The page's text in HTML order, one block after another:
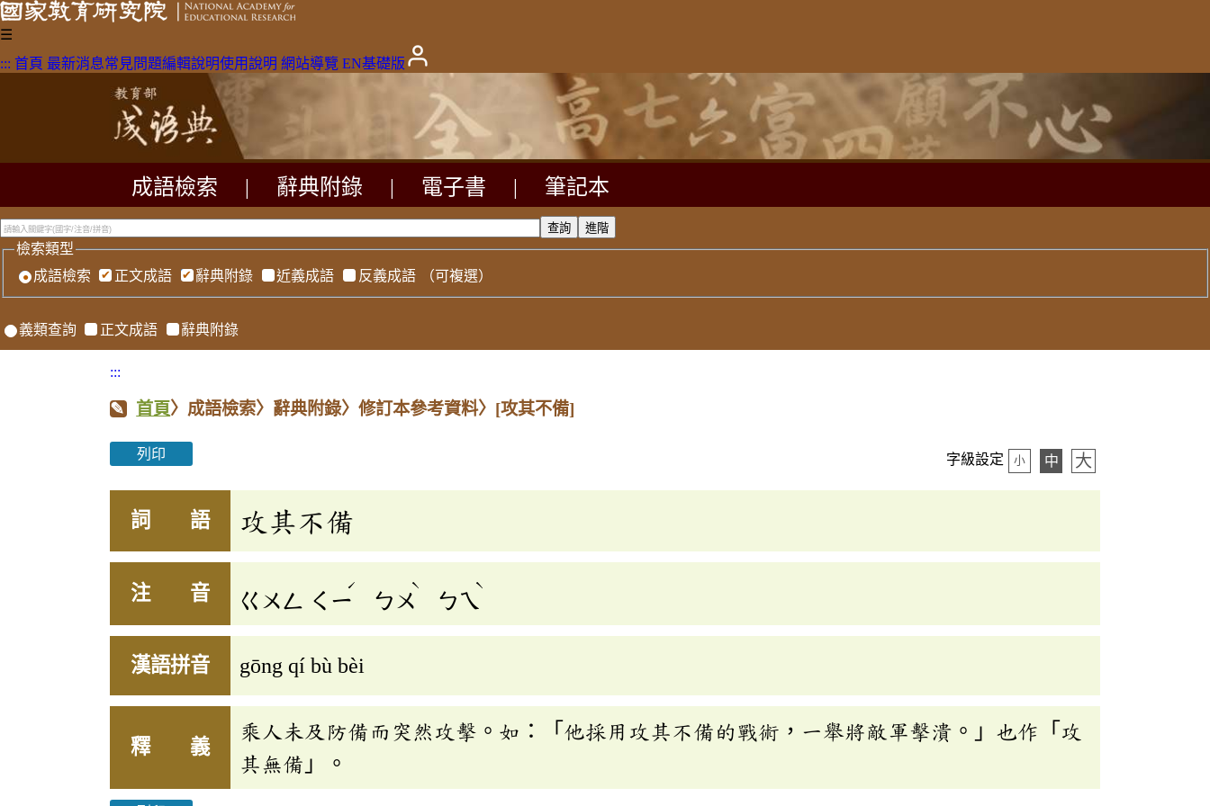
☰
::: 首頁 最新消息常見問題編輯說明使用說明 網站導覽 EN基礎版
成語檢索 辭典附錄 電子書 筆記本
檢索類型
成語檢索
正文成語 辭典附錄 近義成語 反義成語 （可複選）
義類查詢 正文成語 辭典附錄
:::
首頁〉成語檢索〉辭典附錄〉修訂本參考資料〉 [攻其不備]
列印 字級設定 小 中 大
詞 語 攻其不備
注 音 ㄍㄨㄥ ㄑㄧ
ˊ
ㄅㄨ
ˋ
ㄅㄟ
ˋ
漢語拼音 gōng qí bù bèi
釋 義
乘人未及防備而突然攻擊。如：「他採用攻其不備的戰術，一舉將敵軍擊潰。」也作「攻
其無備」。